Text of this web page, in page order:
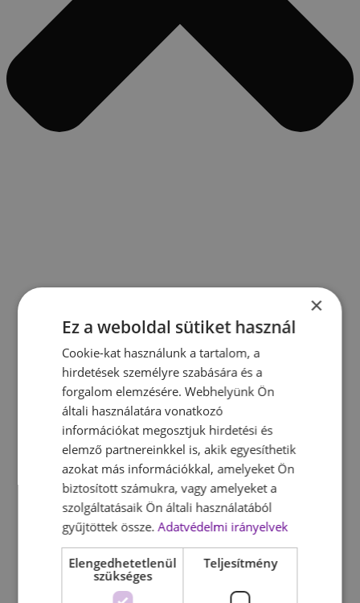
×
Ez a weboldal sütiket használ
Cookie-kat használunk a tartalom, a
hirdetések személyre szabására és a
forgalom elemzésére. Webhelyünk Ön
általi használatára vonatkozó
információkat megosztjuk hirdetési és
elemző partnereinkkel is, akik egyesíthetik
azokat más információkkal, amelyeket Ön
biztosított számukra, vagy amelyeket a
szolgáltatásaik Ön általi használatából
gyűjtöttek össze.Adatvédelmi irányelvek
Elengedhetetlenül
szükséges
Teljesítmény